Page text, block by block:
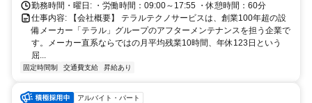
勤務時間・曜日: ・労働時間：09:00～17:55 ・休憩時間：60分
仕事内容: 【会社概要】 テラルテクノサービスは、創業100年超の設
備メーカー「テラル」グループのアフターメンテナンスを担う企業で
す。メーカー直系ならではの月平均残業10時間、年休123日という
屈...
固定時間制 交通費支給 昇給あり
アルバイト・パート